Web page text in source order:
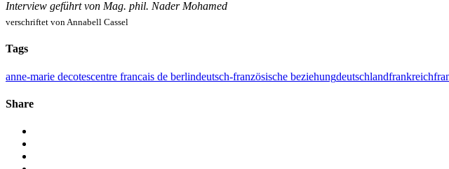
Interview geführt von Mag. phil. Nader Mohamed
verschriftet von Annabell Cassel
Tags
anne-marie decotescentre francais de berlindeutsch-französische beziehungdeutschlandfrankreich
Share